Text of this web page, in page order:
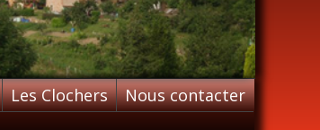
Les Clochers
Nous contacter